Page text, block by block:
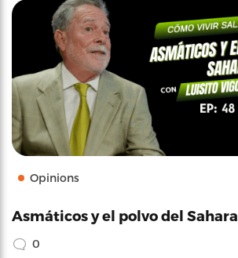
Opinions
Asmáticos y el polvo del Sahara
0